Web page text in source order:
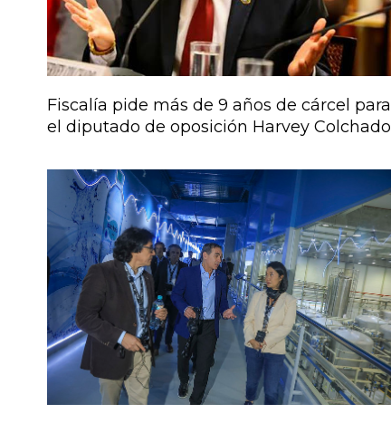
Fiscalía pide más de 9 años de cárcel para
el diputado de oposición Harvey Colchado